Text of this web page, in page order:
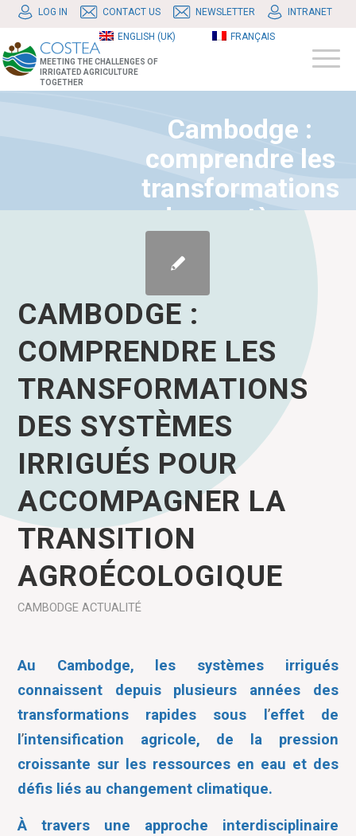
LOG IN CONTACT US NEWSLETTER INTRANET
ENGLISH (UK) FRANÇAIS
MEETING THE CHALLENGES OF
IRRIGATED AGRICULTURE
TOGETHER
Cambodge :
comprendre les
transformations
des systèmes
irrigués pour
accompagner la
transition
agroécologique
CAMBODGE :
COMPRENDRE LES
TRANSFORMATIONS
DES SYSTÈMES
IRRIGUÉS POUR
ACCOMPAGNER LA
TRANSITION
AGROÉCOLOGIQUE
CAMBODGE ACTUALITÉ
Au Cambodge, les systèmes irrigués
connaissent depuis plusieurs années des
transformations rapides sous l’effet de
l’intensification agricole, de la pression
croissante sur les ressources en eau et des
défis liés au changement climatique.
À travers une approche interdisciplinaire